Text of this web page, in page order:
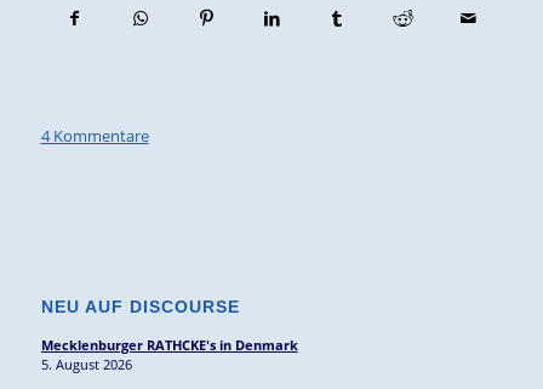
4 Kommentare
NEU AUF DISCOURSE
Mecklenburger RATHCKE's in Denmark
5. August 2026